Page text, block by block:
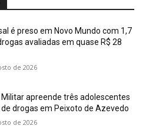
é preso em Novo Mundo com 1,7
avaliadas em quase R$ 28
de 2026
Militar apreende três adolescentes
drogas em Peixoto de Azevedo
de 2026